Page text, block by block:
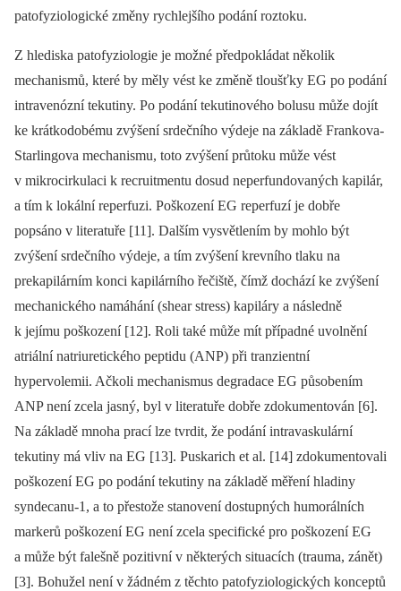
patofyziologické změny rychlejšího podání roztoku.
Z hlediska patofyziologie je možné předpokládat několik
mechanismů, které by měly vést ke změně tloušťky EG po podání
intravenózní tekutiny. Po podání tekutinového bolusu může dojít
ke krátkodobému zvýšení srdečního výdeje na základě Frankova-
Starlingova mechanismu, toto zvýšení průtoku může vést
v mikrocirkulaci k recruitmentu dosud neperfundovaných kapilár,
a tím k lokální reperfuzi. Poškození EG reperfuzí je dobře
popsáno v literatuře [11]. Dalším vysvětlením by mohlo být
zvýšení srdečního výdeje, a tím zvýšení krevního tlaku na
prekapilárním konci kapilárního řečiště, čímž dochází ke zvýšení
mechanického namáhání (shear stress) kapiláry a následně
k jejímu poškození [12]. Roli také může mít případné uvolnění
atriální natriuretického peptidu (ANP) při tranzientní
hypervolemii. Ačkoli mechanismus degradace EG působením
ANP není zcela jasný, byl v literatuře dobře zdokumentován [6].
Na základě mnoha prací lze tvrdit, že podání intravaskulární
tekutiny má vliv na EG [13]. Puskarich et al. [14] zdokumentovali
poškození EG po podání tekutiny na základě měření hladiny
syndecanu-1, a to přestože stanovení dostupných humorálních
markerů poškození EG není zcela specifické pro poškození EG
a může být falešně pozitivní v některých situacích (trauma, zánět)
[3]. Bohužel není v žádném z těchto patofyziologických konceptů